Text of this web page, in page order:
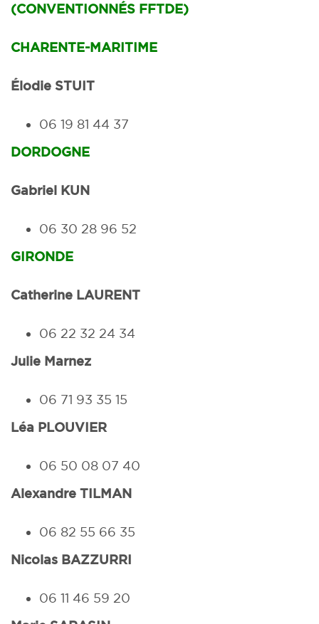
(CONVENTIONNÉS FFTDE)
CHARENTE-MARITIME
Élodie STUIT
06 19 81 44 37
DORDOGNE
Gabriel KUN
06 30 28 96 52
GIRONDE
Catherine LAURENT
06 22 32 24 34
Julie Marnez
06 71 93 35 15
Léa PLOUVIER
06 50 08 07 40
Alexandre TILMAN
06 82 55 66 35
Nicolas BAZZURRI
06 11 46 59 20